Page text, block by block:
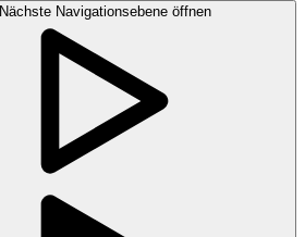
Nächste Navigationsebene öffnen